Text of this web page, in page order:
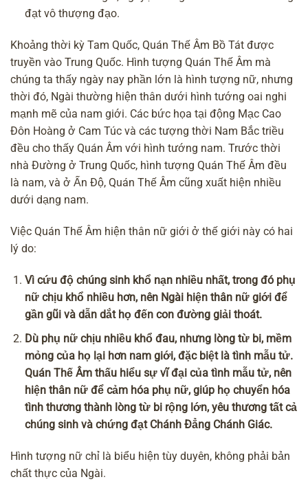
đạt vô thượng đạo.
Khoảng thời kỳ Tam Quốc, Quán Thế Âm Bồ Tát được
truyền vào Trung Quốc. Hình tượng Quán Thế Âm mà
chúng ta thấy ngày nay phần lớn là hình tượng nữ, nhưng
thời đó, Ngài thường hiện thân dưới hình tướng oai nghi
mạnh mẽ của nam giới. Các bức họa tại động Mạc Cao
Đôn Hoàng ở Cam Túc và các tượng thời Nam Bắc triều
đều cho thấy Quán Âm với hình tướng nam. Trước thời
nhà Đường ở Trung Quốc, hình tượng Quán Thế Âm đều
là nam, và ở Ấn Độ, Quán Thế Âm cũng xuất hiện nhiều
dưới dạng nam.
Việc Quán Thế Âm hiện thân nữ giới ở thế giới này có hai
lý do:
Vì cứu độ chúng sinh khổ nạn nhiều nhất, trong đó phụ
nữ chịu khổ nhiều hơn, nên Ngài hiện thân nữ giới để
gần gũi và dẫn dắt họ đến con đường giải thoát.
Dù phụ nữ chịu nhiều khổ đau, nhưng lòng từ bi, mềm
mỏng của họ lại hơn nam giới, đặc biệt là tình mẫu tử.
Quán Thế Âm thấu hiểu sự vĩ đại của tình mẫu tử, nên
hiện thân nữ để cảm hóa phụ nữ, giúp họ chuyển hóa
tình thương thành lòng từ bi rộng lớn, yêu thương tất cả
chúng sinh và chứng đạt Chánh Đẳng Chánh Giác.
Hình tượng nữ chỉ là biểu hiện tùy duyên, không phải bản
chất thực của Ngài.